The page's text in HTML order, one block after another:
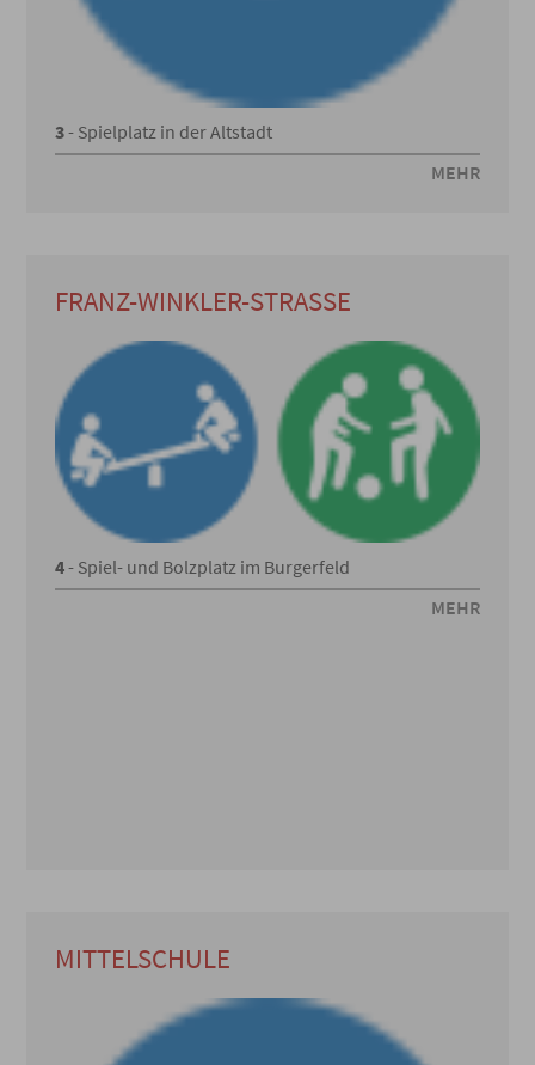
3- Spielplatz in der Altstadt
MEHR
FRANZ-WINKLER-STRASSE
4- Spiel- und Bolzplatz im Burgerfeld
MEHR
MITTELSCHULE